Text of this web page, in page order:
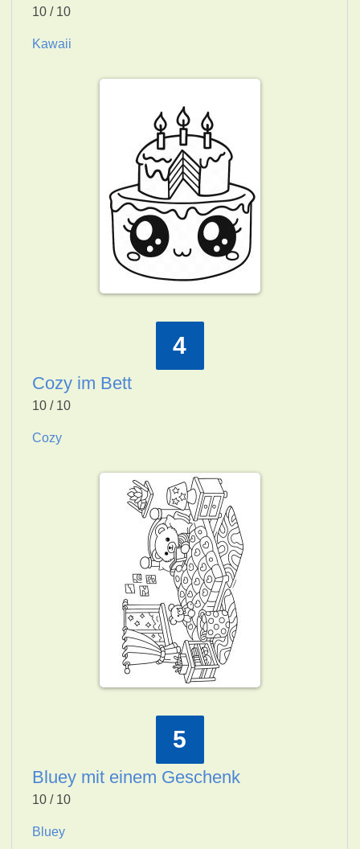
10 / 10
Kawaii
4
Cozy im Bett
10 / 10
Cozy
5
Bluey mit einem Geschenk
10 / 10
Bluey